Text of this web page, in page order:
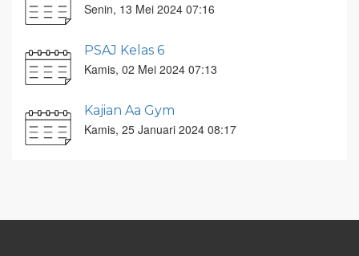
Senin, 13 Mei 2024 07:16
PSAJ Kelas 6
Kamis, 02 Mei 2024 07:13
Kajian Aa Gym
Kamis, 25 Januari 2024 08:17